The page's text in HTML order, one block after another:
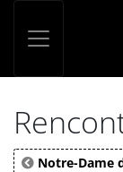
Notre-Dame
Panneau de